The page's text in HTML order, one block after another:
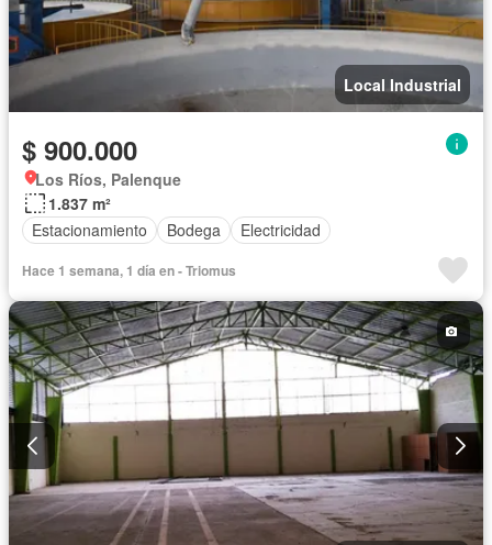
Local Industrial
$ 900.000
Los Ríos, Palenque
1.837 m²
Estacionamiento
Bodega Electricidad
Hace 1 semana, 1 día en - Triomus